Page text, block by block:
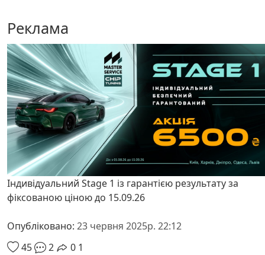
Реклама
Індивідуальний Stage 1 із гарантією результату за
фіксованою ціною до 15.09.26
Опубліковано: 23 червня 2025р. 22:12
45
2 0 1